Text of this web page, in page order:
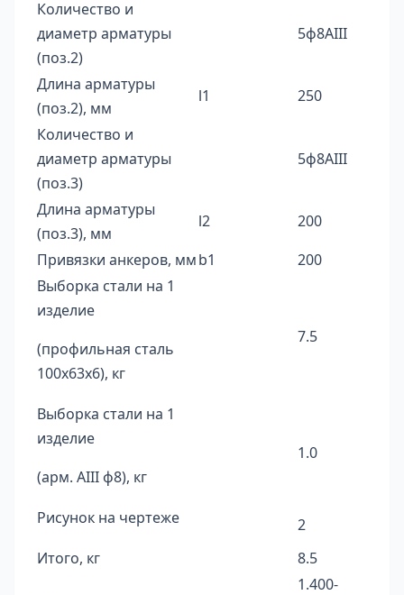
Количество и
диаметр арматуры
(поз.2)
5ф8AIII
Длина арматуры
(поз.2), мм
l1
250
Количество и
диаметр арматуры
(поз.3)
5ф8AIII
Длина арматуры
(поз.3), мм
l2
200
Привязки анкеров, ммb1
200
Выборка стали на 1
изделие
(профильная сталь
100х63х6), кг
7.5
Выборка стали на 1
изделие
(арм. AIII ф8), кг
1.0
Рисунок на чертеже
2
Итого, кг
8.5
1.400-